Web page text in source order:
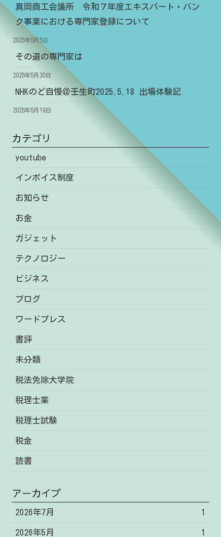
真岡商工会議所 令和７年度エキスパート・バン
ク事業における専門家登録について
2025年6月5日
その道の専門家は
2025年5月30日
NHKのど自慢＠壬生町2025.5.18 出場体験記
2025年5月19日
カテゴリ
youtube
インボイス制度
お知らせ
お金
ガジェット
テクノロジー
ビジネス
ブログ
ワードプレス
書評
未分類
税法免除大学院
税理士業
税理士試験
税金
読書
アーカイブ
2026年7月 1
2026年5月 1